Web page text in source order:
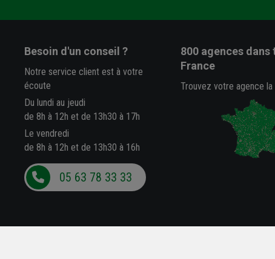
Besoin d'un conseil ?
Notre service client est à votre
écoute
Du lundi au jeudi
de 8h à 12h et de 13h30 à 17h
Le vendredi
de 8h à 12h et de 13h30 à 16h
05 63 78 33 33
800 agencesdans
France
Trouvez votre agence la